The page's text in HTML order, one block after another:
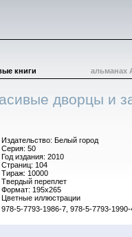
книги альманах
дворцы и
Издательство: Белый город
Серия: 50
Год издания: 2010
Страниц: 104
Тираж: 10000
Твердый переплет
Формат: 195x265
Цветные иллюстрации
978-5-7793-1986-7, 978-5-7793-1990-